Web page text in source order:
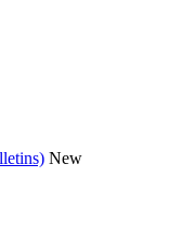
New